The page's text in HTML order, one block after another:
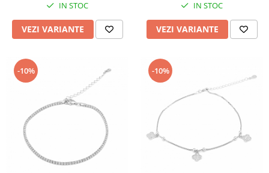
IN STOC
VEZI VARIANTE
IN STOC
VEZI VARIANTE
-10% -10%